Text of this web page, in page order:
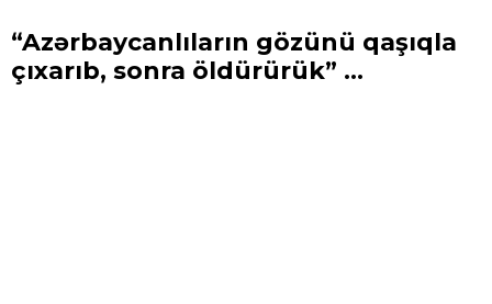
“Azərbaycanlıların gözünü qaşıqla
çıxarıb, sonra öldürürük” ...